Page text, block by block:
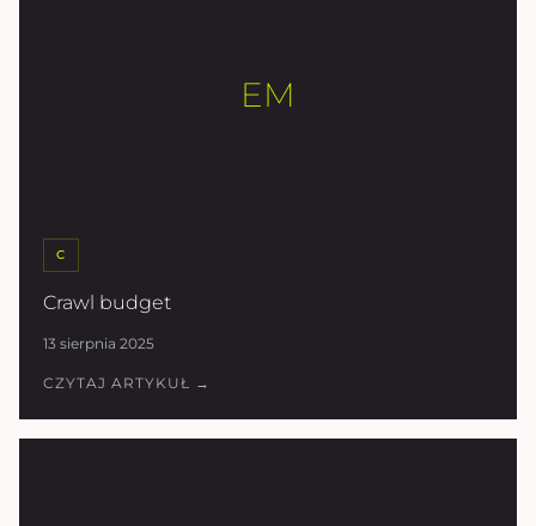
EM
C
Crawl budget
13 sierpnia 2025
CZYTAJ ARTYKUŁ →